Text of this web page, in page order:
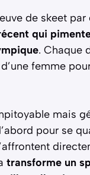
de skeet
qui
. Chaque
femme
mais
pour se
transforme un